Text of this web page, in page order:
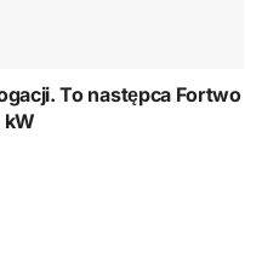
To następca Fortwo
kW